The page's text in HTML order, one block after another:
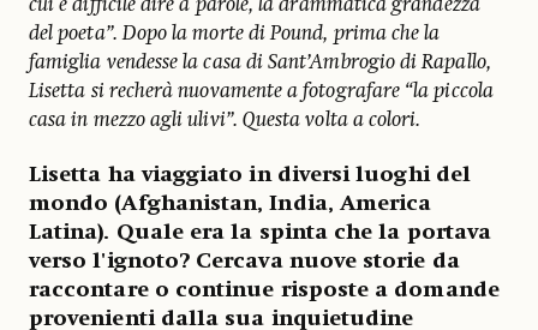
cui è difficile dire a parole, la drammatica grandezza
del poeta”. Dopo la morte di Pound, prima che la
famiglia vendesse la casa di Sant’Ambrogio di Rapallo,
Lisetta si recherà nuovamente a fotografare “la piccola
casa in mezzo agli ulivi”. Questa volta a colori.
Lisetta ha viaggiato in diversi luoghi del
mondo (Afghanistan, India, America
Latina). Quale era la spinta che la portava
verso l'ignoto? Cercava nuove storie da
raccontare o continue risposte a domande
provenienti dalla sua inquietudine